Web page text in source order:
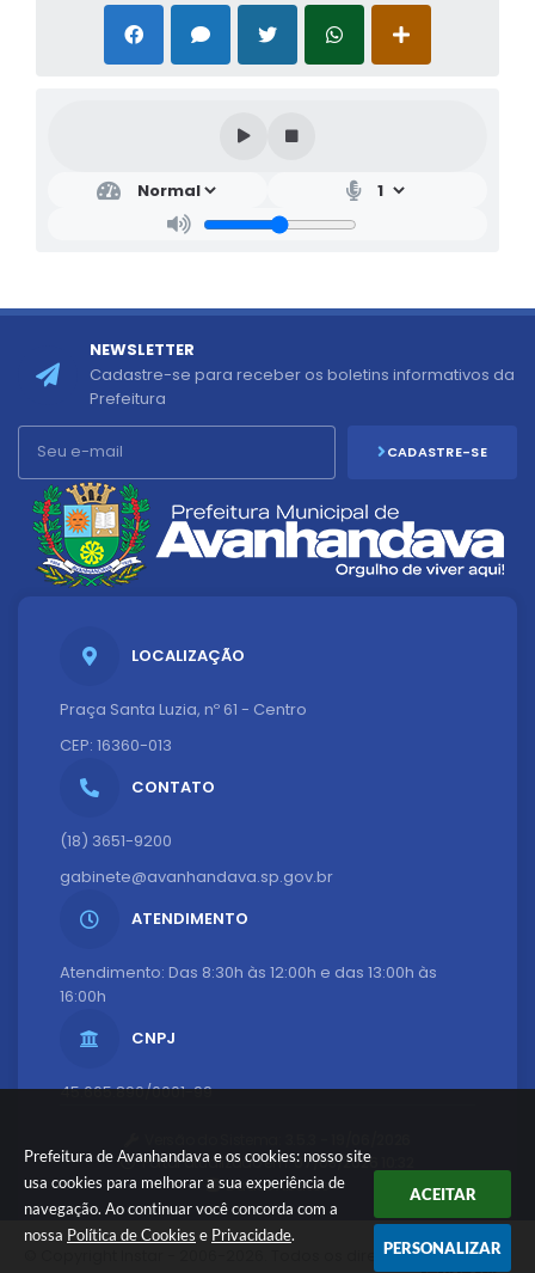
Prefeitura de Avanhandava e os cookies: nosso site
usa cookies para melhorar a sua experiência de
navegação. Ao continuar você concorda com a
nossa Política de Cookies e Privacidade.
ACEITAR
PERSONALIZAR
LOCALIZAÇÃO
Praça Santa Luzia, nº 61 - Centro
CEP: 16360-013
CONTATO
(18) 3651-9200
gabinete@avanhandava.sp.gov.br
ATENDIMENTO
Atendimento: Das 8:30h às 12:00h e das 13:00h às
16:00h
CNPJ
45.665.890/0001-99
Portal atualizado em:07/08/2026 10:32
Dados Abertos
NEWSLETTER
Cadastre-se para receber os boletins informativos da
Prefeitura
CADASTRE-SE
© Copyright Instar - 2006-2026. Todos os direitos